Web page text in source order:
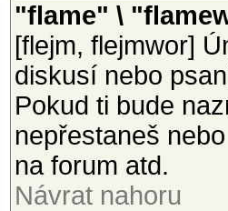
"flame" \
[flejm, flejmwor]
diskusí nebo
Pokud ti bude
nepřestaneš
na forum atd.
Návrat nahoru